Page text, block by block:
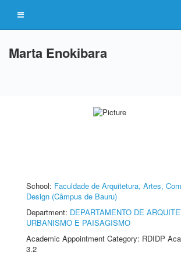
Marta Enokibara
School: Faculdade de Arquitetura, Artes,
Design (Câmpus de Bauru)
Department: DEPARTAMENTO DE
URBANISMO E PAISAGISMO
Academic Appointment Category: RDIDP
3.2